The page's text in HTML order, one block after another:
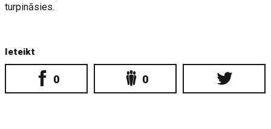
turpināsies.
Ieteikt
0 0